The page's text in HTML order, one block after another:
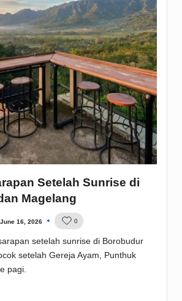
Setelah Sunrise di
Magelang
June 16, 2026 0
setelah sunrise di Borobudur
setelah Gereja Ayam, Punthuk
pagi.